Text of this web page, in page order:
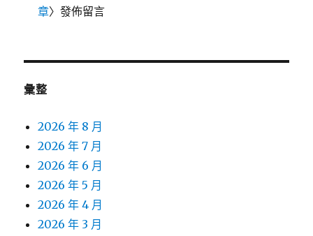
章〉發佈留言
彙整
2026 年 8 月
2026 年 7 月
2026 年 6 月
2026 年 5 月
2026 年 4 月
2026 年 3 月